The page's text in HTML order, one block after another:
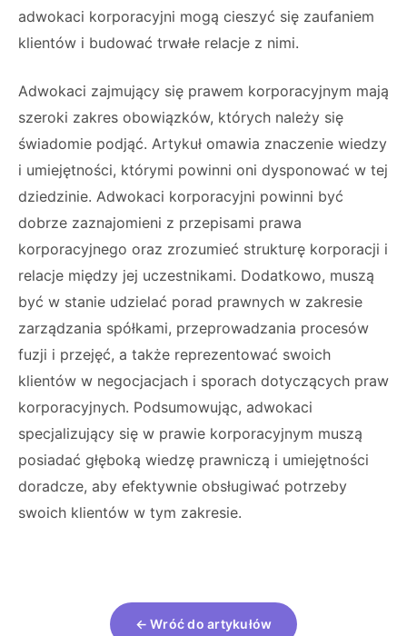
adwokaci korporacyjni mogą cieszyć się zaufaniem
klientów i budować trwałe relacje z nimi.
Adwokaci zajmujący się prawem korporacyjnym mają
szeroki zakres obowiązków, których należy się
świadomie podjąć. Artykuł omawia znaczenie wiedzy
i umiejętności, którymi powinni oni dysponować w tej
dziedzinie. Adwokaci korporacyjni powinni być
dobrze zaznajomieni z przepisami prawa
korporacyjnego oraz zrozumieć strukturę korporacji i
relacje między jej uczestnikami. Dodatkowo, muszą
być w stanie udzielać porad prawnych w zakresie
zarządzania spółkami, przeprowadzania procesów
fuzji i przejęć, a także reprezentować swoich
klientów w negocjacjach i sporach dotyczących praw
korporacyjnych. Podsumowując, adwokaci
specjalizujący się w prawie korporacyjnym muszą
posiadać głęboką wiedzę prawniczą i umiejętności
doradcze, aby efektywnie obsługiwać potrzeby
swoich klientów w tym zakresie.
← Wróć do artykułów